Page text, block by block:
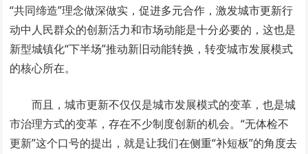
“共同缔造”理念做深做实，促进多元合作，激发城市更新行
动中人民群众的创新活力和市场动能是十分必要的，这也是
新型城镇化“下半场”推动新旧动能转换，转变城市发展模式
的核心所在。
而且，城市更新不仅仅是城市发展模式的变革，也是城
市治理方式的变革，存在不少制度创新的机会。“无体检不
更新”这个口号的提出，就是让我们在侧重“补短板”的角度去